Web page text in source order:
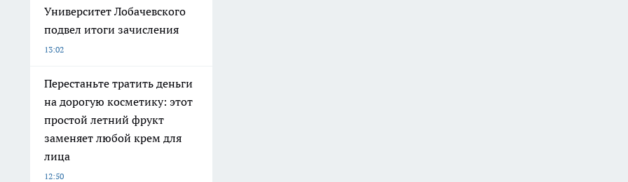
Университет Лобачевского
подвел итоги зачисления
13:02
Перестаньте тратить деньги
на дорогую косметику: этот
простой летний фрукт
заменяет любой крем для
лица
12:50